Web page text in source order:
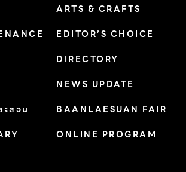
สวน
ARTS & CRAFTS
EDITOR’S CHOICE
DIRECTORY
NEWS UPDATE
BAANLAESUAN FAIR
ONLINE PROGRAM